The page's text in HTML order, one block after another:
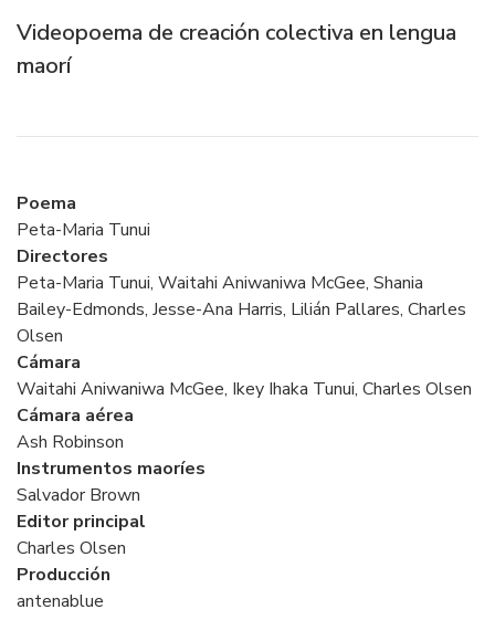
Videopoema de creación colectiva en lengua
maorí
Poema
Peta-Maria Tunui
Directores
Peta-Maria Tunui, Waitahi Aniwaniwa McGee, Shania
Bailey-Edmonds, Jesse-Ana Harris, Lilián Pallares, Charles
Olsen
Cámara
Waitahi Aniwaniwa McGee, Ikey Ihaka Tunui, Charles Olsen
Cámara aérea
Ash Robinson
Instrumentos maoríes
Salvador Brown
Editor principal
Charles Olsen
Producción
antenablue